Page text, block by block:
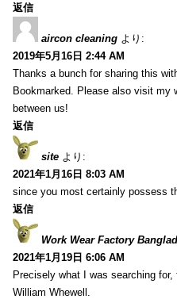
返信
aircon cleaning より:
2019年5月16日 2:44 AM
Thanks a bunch for sharing this
Bookmarked. Please also visit my
between us!
返信
site より:
2021年1月16日 8:03 AM
since you most certainly possess
返信
Work Wear Factory
2021年1月19日 6:06 AM
Precisely what I was searching
William Whewell.